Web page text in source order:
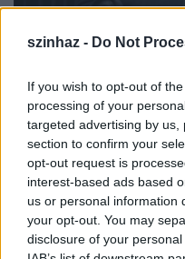
szinhaz - Do Not
If you wish to opt-out of
processing of your
targeted advertising by
section to confirm your
opt-out request is
interest-based ads based
us or personal information
your opt-out. You may
disclosure of your
Fotó: Szabó Gábor/
A kérdésre, azért
zavarja azok
elmondta, a színház
szórakoztatás. "Az